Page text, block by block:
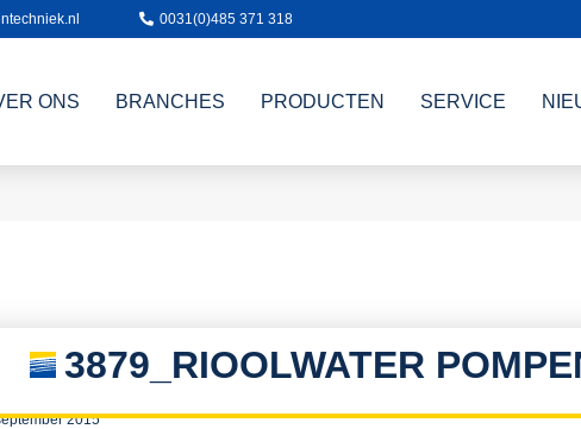
0031(0)485 371 318
ONS BRANCHES PRODUCTEN SERVICE
3879_RIOOLWATER
2015